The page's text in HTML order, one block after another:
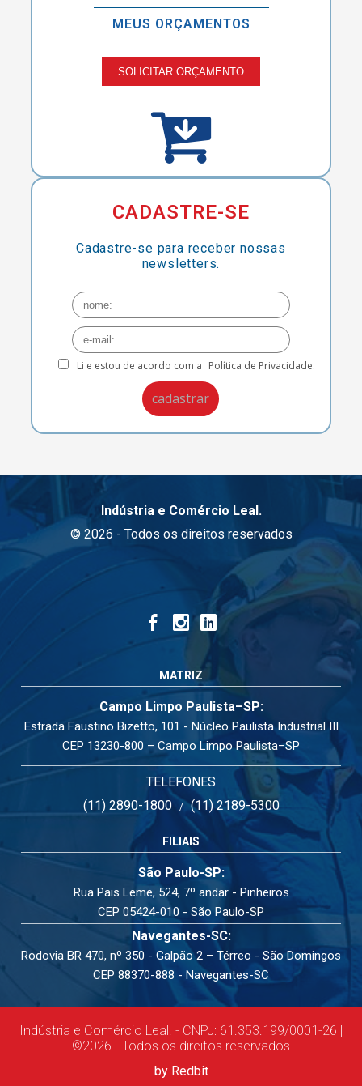
MEUS ORÇAMENTOS
SOLICITAR ORÇAMENTO
CADASTRE-SE
Cadastre-se para receber nossas
newsletters.
Li e estou de acordo com a Política de Privacidade.
Indústria e Comércio Leal.
© 2026 - Todos os direitos reservados
MATRIZ
Campo Limpo Paulista–SP:
Estrada Faustino Bizetto, 101 - Núcleo Paulista Industrial III
CEP 13230-800 – Campo Limpo Paulista–SP
TELEFONES
(11) 2890-1800/(11) 2189-5300
FILIAIS
São Paulo-SP:
Rua Pais Leme, 524, 7º andar - Pinheiros
CEP 05424-010 - São Paulo-SP
Navegantes-SC:
Rodovia BR 470, nº 350 - Galpão 2 – Térreo - São Domingos
CEP 88370-888 - Navegantes-SC
Indústria e Comércio Leal. - CNPJ: 61.353.199/0001-26 |
©2026 - Todos os direitos reservados
by Redbit